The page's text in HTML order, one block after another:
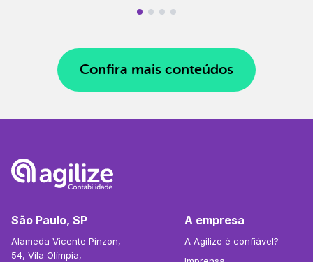
Confira mais conteúdos
São Paulo, SP
Alameda Vicente Pinzon,
54, Vila Olímpia,
A empresa
A Agilize é confiável?